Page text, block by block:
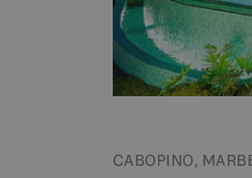
CABOPINO,